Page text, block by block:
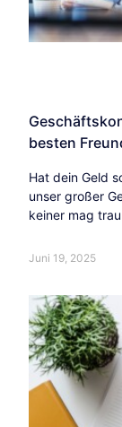
besten
Hat dein Geld
unser großer
keiner mag
Juni 19, 2025